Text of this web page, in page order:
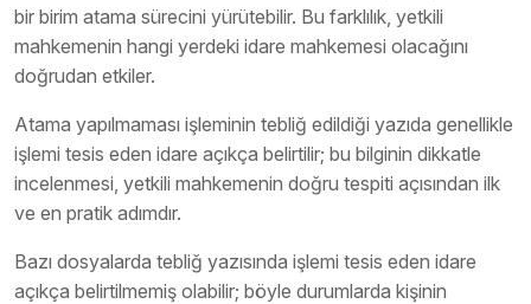
bir birim atama sürecini yürütebilir. Bu farklılık, yetkili
mahkemenin hangi yerdeki idare mahkemesi olacağını
doğrudan etkiler.
Atama yapılmaması işleminin tebliğ edildiği yazıda genellikle
işlemi tesis eden idare açıkça belirtilir; bu bilginin dikkatle
incelenmesi, yetkili mahkemenin doğru tespiti açısından ilk
ve en pratik adımdır.
Bazı dosyalarda tebliğ yazısında işlemi tesis eden idare
açıkça belirtilmemiş olabilir; böyle durumlarda kişinin